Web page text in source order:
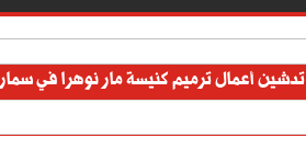
تدشين أعمال ترميم كنيسة مار نوهرا في